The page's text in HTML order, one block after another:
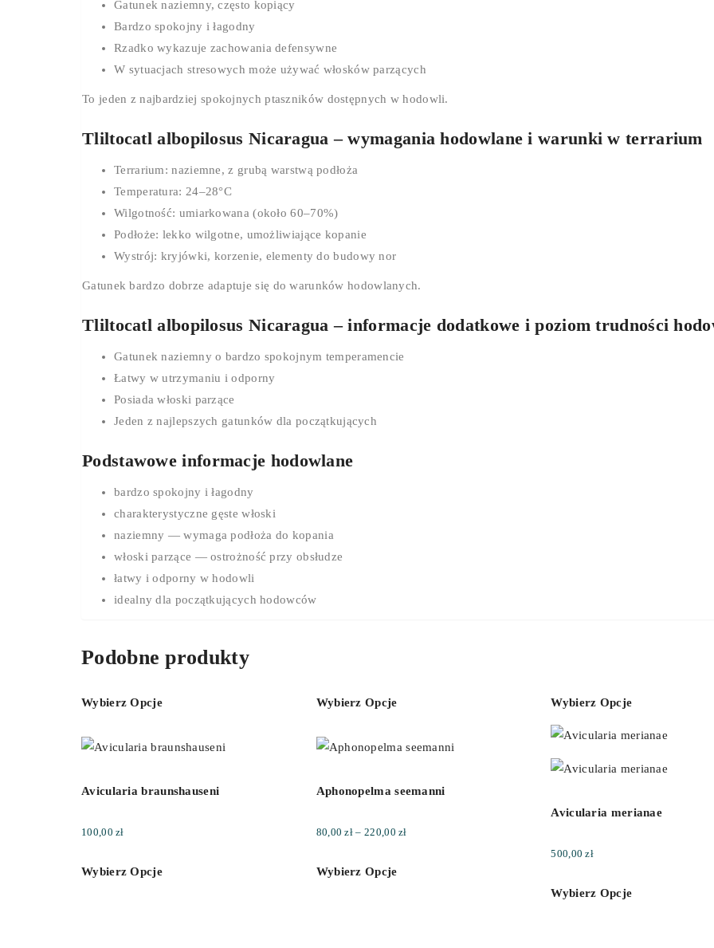
Gatunek naziemny, często kopiący
Bardzo spokojny i łagodny
Rzadko wykazuje zachowania defensywne
W sytuacjach stresowych może używać włosków parzących
To jeden z najbardziej spokojnych ptaszników dostępnych w hodowli.
Tliltocatl albopilosus Nicaragua – wymagania hodowlane i warunki w terrarium
Terrarium: naziemne, z grubą warstwą podłoża
Temperatura: 24–28°C
Wilgotność: umiarkowana (około 60–70%)
Podłoże: lekko wilgotne, umożliwiające kopanie
Wystrój: kryjówki, korzenie, elementy do budowy nor
Gatunek bardzo dobrze adaptuje się do warunków hodowlanych.
Tliltocatl albopilosus Nicaragua – informacje dodatkowe i poziom trudności
Gatunek naziemny o bardzo spokojnym temperamencie
Łatwy w utrzymaniu i odporny
Posiada włoski parzące
Jeden z najlepszych gatunków dla początkujących
Podstawowe informacje hodowlane
bardzo spokojny i łagodny
charakterystyczne gęste włoski
naziemny — wymaga podłoża do kopania
włoski parzące — ostrożność przy obsłudze
łatwy i odporny w hodowli
idealny dla początkujących hodowców
Podobne produkty
Wybierz Opcje
Avicularia braunshauseni
100,00zł
Wybierz Opcje
Wybierz Opcje
Aphonopelma seemanni
80,00zł – 220,00złZakres
Wybierz Opcje
Wybierz Opcje
Avicularia merianae
500,00zł
Wybierz Opcje